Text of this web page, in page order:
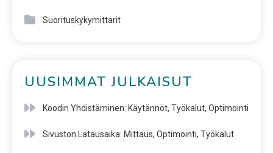
Suorituskykymittarit
UUSIMMAT JULKAISUT
Koodin Yhdistäminen: Käytännöt, Työkalut, Optimointi
Sivuston Latausaika: Mittaus, Optimointi, Työkalut